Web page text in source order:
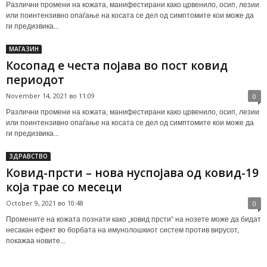
Различни промени на кожата, манифестирани како црвенило, осип, лезии
или поинтензивно опаѓање на косата се дел од симптомите кои може да
ги предизвика...
МАГАЗИН
Косопад е честа појава во пост ковид
периодот
November 14, 2021 во 11:09 0
Различни промени на кожата, манифестирани како црвенило, осип, лезии
или поинтензивно опаѓање на косата се дел од симптомите кои може да
ги предизвика...
ЗДРАВСТВО
Ковид-прсти – нова нуспојава од ковид-19
која трае со месеци
October 9, 2021 во 10:48 0
Промените на кожата познати како „ковид прсти“ на нозете може да бидат
несакан ефект во борбата на имунолошкиот систем против вирусот,
покажаа новите...